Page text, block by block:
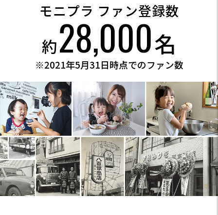
モニプラ ファン登録数
約28,000名
※2021年5月31日時点でのファン数